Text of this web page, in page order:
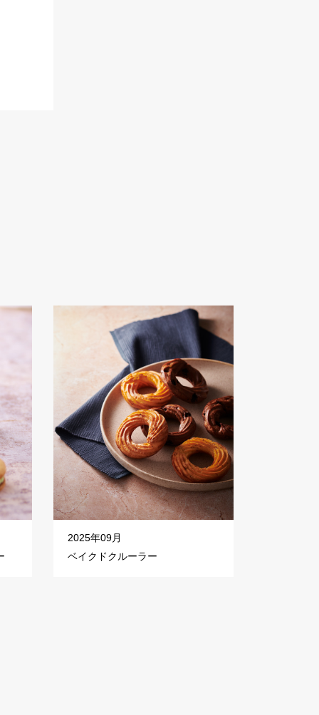
2025年09月
ベイクドクルーラー